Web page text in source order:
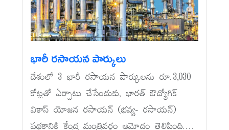
భారీ రసాయన పార్కులు
దేశంలో 3 భారీ రసాయన పార్కులను రూ.3,030
కోట్లతో ఏర్పాటు చేసేందుకు, భారత్‌ ఔద్యోగిక్‌
వికాస్‌ యోజన రసాయన్‌ (భవ్య- రసాయన్‌)
పథకానికి కేంద్ర మంత్రివర్గం ఆమోదం తెలిపింది....